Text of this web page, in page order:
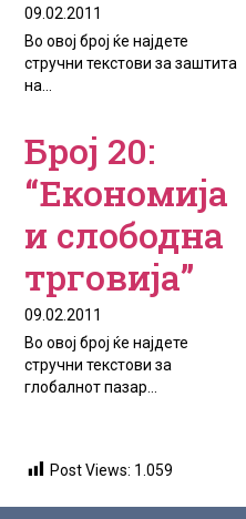
09.02.2011
Во овој број ќе најдете
стручни текстови за заштита
на...
Број 20:
“Економија
и слободна
трговија”
09.02.2011
Во овој број ќе најдете
стручни текстови за
глобалнот пазар...
Post Views: 1.059